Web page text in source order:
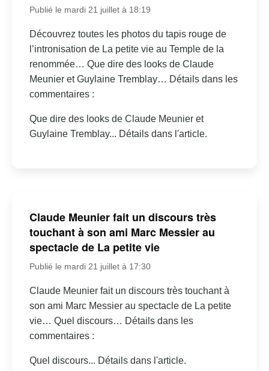
Publié le mardi 21 juillet à 18:19
Découvrez toutes les photos du tapis rouge de
l’intronisation de La petite vie au Temple de la
renommée… Que dire des looks de Claude
Meunier et Guylaine Tremblay… Détails dans les
commentaires :
Que dire des looks de Claude Meunier et
Guylaine Tremblay... Détails dans l'article.
Claude Meunier fait un discours très
touchant à son ami Marc Messier au
spectacle de La petite vie
Publié le mardi 21 juillet à 17:30
Claude Meunier fait un discours très touchant à
son ami Marc Messier au spectacle de La petite
vie… Quel discours… Détails dans les
commentaires :
Quel discours... Détails dans l'article.